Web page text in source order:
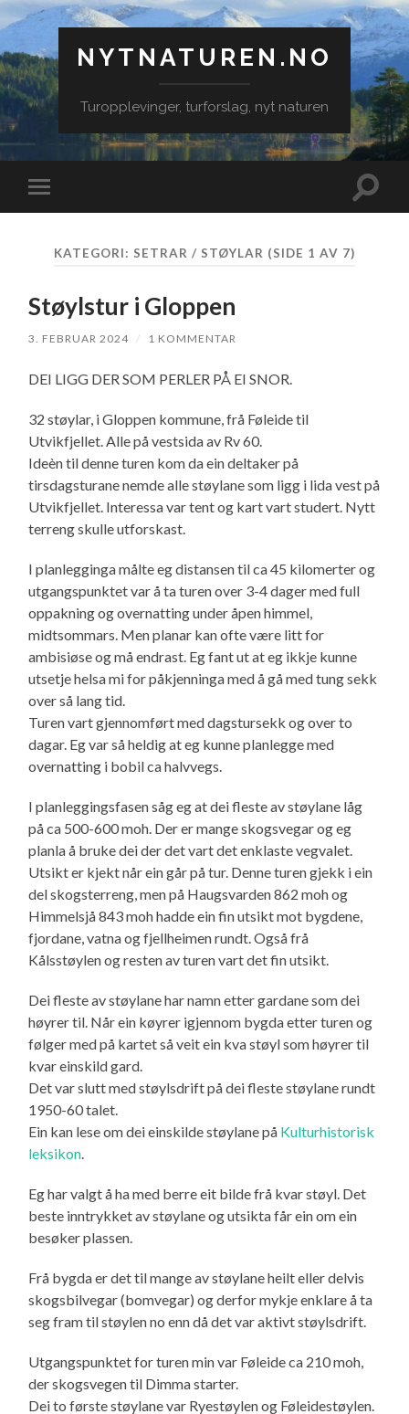
NYTNATUREN.NO
Turopplevinger, turforslag, nyt naturen
Veksle
mobilmeny
Veksle
KATEGORI: SETRAR / STØYLAR (SIDE 1 AV 7)
Støylstur i Gloppen
3. FEBRUAR 2024 / 1 KOMMENTAR
DEI LIGG DER SOM PERLER PÅ EI SNOR.
32 støylar, i Gloppen kommune, frå Føleide til
Utvikfjellet. Alle på vestsida av Rv 60.
Ideèn til denne turen kom da ein deltaker på
tirsdagsturane nemde alle støylane som ligg i lida vest på
Utvikfjellet. Interessa var tent og kart vart studert. Nytt
terreng skulle utforskast.
I planlegginga målte eg distansen til ca 45 kilomerter og
utgangspunktet var å ta turen over 3-4 dager med full
oppakning og overnatting under åpen himmel,
midtsommars. Men planar kan ofte være litt for
ambisiøse og må endrast. Eg fant ut at eg ikkje kunne
utsetje helsa mi for påkjenninga med å gå med tung sekk
over så lang tid.
Turen vart gjennomført med dagstursekk og over to
dagar. Eg var så heldig at eg kunne planlegge med
overnatting i bobil ca halvvegs.
I planleggingsfasen såg eg at dei fleste av støylane låg
på ca 500-600 moh. Der er mange skogsvegar og eg
planla å bruke dei der det vart det enklaste vegvalet.
Utsikt er kjekt når ein går på tur. Denne turen gjekk i ein
del skogsterreng, men på Haugsvarden 862 moh og
Himmelsjå 843 moh hadde ein fin utsikt mot bygdene,
fjordane, vatna og fjellheimen rundt. Også frå
Kålsstøylen og resten av turen vart det fin utsikt.
Dei fleste av støylane har namn etter gardane som dei
høyrer til. Når ein køyrer igjennom bygda etter turen og
følger med på kartet så veit ein kva støyl som høyrer til
kvar einskild gard.
Det var slutt med støylsdrift på dei fleste støylane rundt
1950-60 talet.
Ein kan lese om dei einskilde støylane på Kulturhistorisk
leksikon.
Eg har valgt å ha med berre eit bilde frå kvar støyl. Det
beste inntrykket av støylane og utsikta får ein om ein
besøker plassen.
Frå bygda er det til mange av støylane heilt eller delvis
skogsbilvegar (bomvegar) og derfor mykje enklare å ta
seg fram til støylen no enn då det var aktivt støylsdrift.
Utgangspunktet for turen min var Føleide ca 210 moh,
der skogsvegen til Dimma starter.
Dei to første støylane var Ryestøylen og Føleidestøylen.